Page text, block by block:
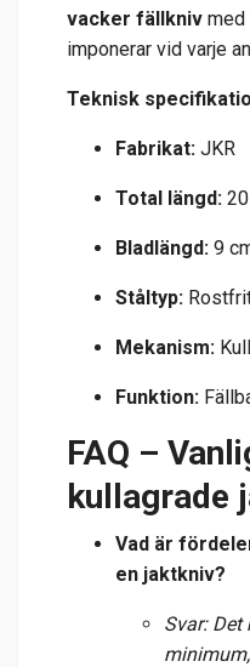
vacker fällkniv
imponerar vid varje
Teknisk
Fabrikat: JKR
Total längd:
Bladlängd: 9
Ståltyp:
Mekanism:
Funktion:
FAQ –
kullagrade
Vad är
en jaktkniv?
Svar: